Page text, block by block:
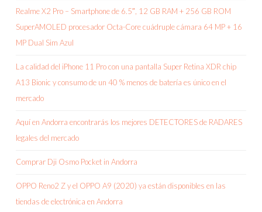
Realme X2 Pro – Smartphone de 6.5″, 12 GB RAM + 256 GB ROM
SuperAMOLED procesador Octa-Core cuádruple cámara 64 MP + 16
MP Dual Sim Azul
La calidad del iPhone 11 Pro con una pantalla Super Retina XDR chip
A13 Bionic y consumo de un 40 % menos de batería es único en el
mercado
Aquí en Andorra encontrarás los mejores DETECTORES de RADARES
legales del mercado
Comprar Dji Osmo Pocket in Andorra
OPPO Reno2 Z y el OPPO A9 (2020) ya están disponibles en las
tiendas de electrónica en Andorra